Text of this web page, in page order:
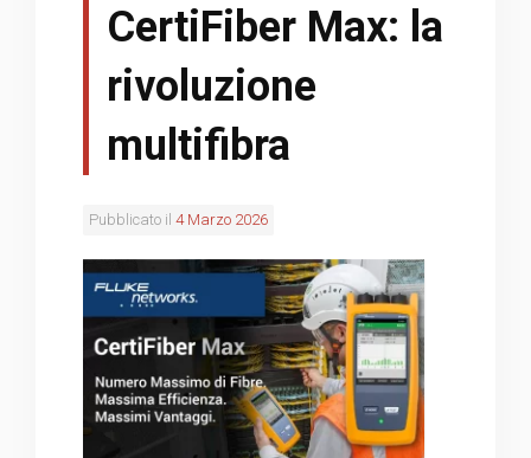
CertiFiber Max: la
rivoluzione
multifibra
Pubblicato il 4 Marzo 2026